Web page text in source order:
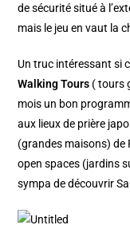
de sécurité situé à
mais le jeu en vaut la
Un truc intéressant si
Walking Tours ( tours
mois un bon
aux lieux de prière
(grandes maisons) de
open spaces (jardins
sympa de découvrir